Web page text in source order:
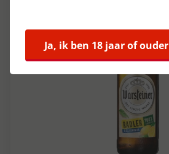
Ja, ik ben 18 jaar of ouder